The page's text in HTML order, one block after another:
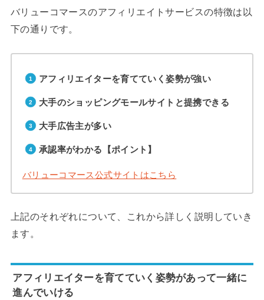
バリューコマースのアフィリエイトサービスの特徴は以
下の通りです。
アフィリエイターを育てていく姿勢が強い
大手のショッピングモールサイトと提携できる
大手広告主が多い
承認率がわかる【ポイント】
バリューコマース公式サイトはこちら
上記のそれぞれについて、これから詳しく説明していき
ます。
アフィリエイターを育てていく姿勢があって一緒に
進んでいける